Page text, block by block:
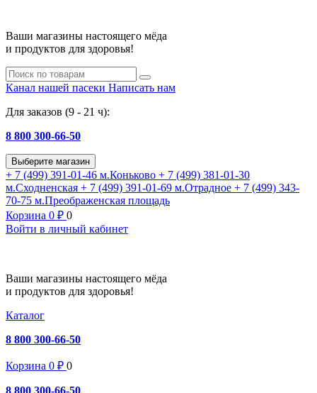
Ваши магазины настоящего мёда
и продуктов для здоровья!
Канал нашей пасеки Написать нам
Для заказов (9 - 21 ч):
8 800 300-66-50
Выберите магазин
+ 7 (499) 391-01-46 м.Коньково + 7 (499) 381-01-30
м.Сходненская + 7 (499) 391-01-69 м.Отрадное + 7 (499) 343-
70-75 м.Преображенская площадь
Корзина 0 ₽ 0
Войти в личный кабинет
Ваши магазины настоящего мёда
и продуктов для здоровья!
Каталог
8 800 300-66-50
Корзина 0 ₽ 0
8 800 300-66-50